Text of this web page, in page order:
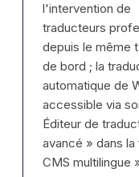
l'intervention de
traducteurs
depuis le même
de bord ; la
automatique de
accessible via
Éditeur de
avancé » dans
CMS multilingue